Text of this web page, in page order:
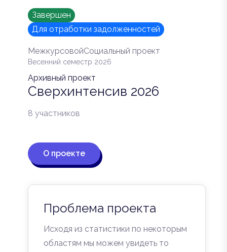
Завершен
Для отработки задолженностей
МежкурсовойСоциальный проект
Весенний семестр 2026
Архивный проект
Сверхинтенсив 2026
8 участников
О проекте
Проблема проекта
Исходя из статистики по некоторым
областям мы можем увидеть то